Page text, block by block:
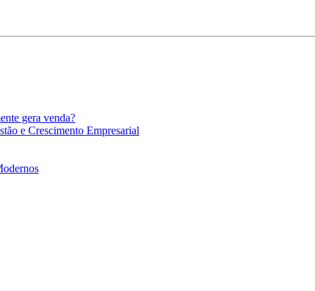
gera venda?
e Crescimento Empresarial